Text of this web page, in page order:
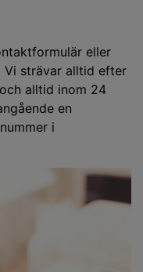
eller
Vi strävar alltid efter
alltid inom 24
en
i